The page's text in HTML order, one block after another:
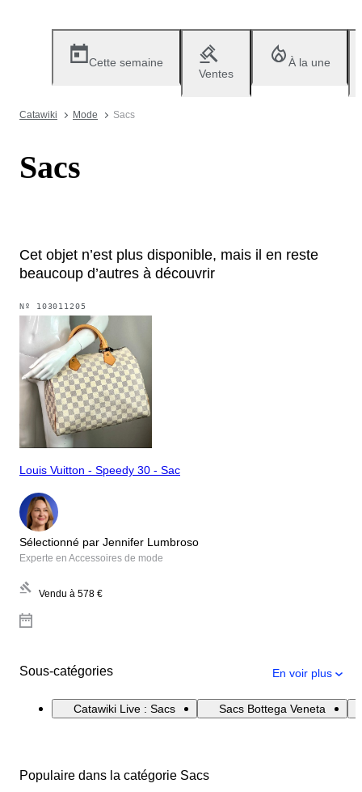
Cette semaine
Ventes
À la une
Catawiki Mode Sacs
Sacs
Cet objet n’est plus disponible, mais il en reste
beaucoup d’autres à découvrir
Nº 103011205
Louis Vuitton - Speedy 30 - Sac
Sélectionné par Jennifer Lumbroso
Experte en Accessoires de mode
Vendu à 578 €
Sous-catégories En voir plus
Catawiki Live : Sacs Sacs Bottega Veneta
Populaire dans la catégorie Sacs